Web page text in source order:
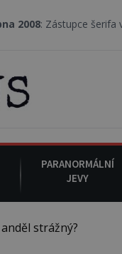
šerifa v texaském
PARANORMÁLNÍ
JEVY
strážný?